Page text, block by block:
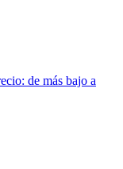
de más bajo a